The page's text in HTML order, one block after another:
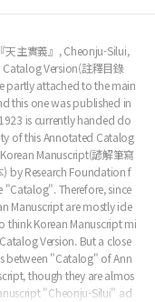
主實義』, Cheonju-Silui,
Version(註釋目錄
partly attached to the main
this one was published in
is currently handed do
of this Annotated Catalog
Manuscript(諺解筆寫
by Research Foundation f
"Catalog". Therefore, since
Manuscript are mostly ide
think Korean Manuscript mi
Version. But a close
between "Catalog" of Ann
though they are almos
"Cheonju-Silui" ad